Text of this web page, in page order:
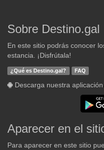
Sobre Destino.gal
En este sitio podrás conocer
estancia. ¡Disfrútala!
¿Qué es Destino.gal? FAQ
Descarga nuestra
Aparecer en el
Para aparecer en este sitio